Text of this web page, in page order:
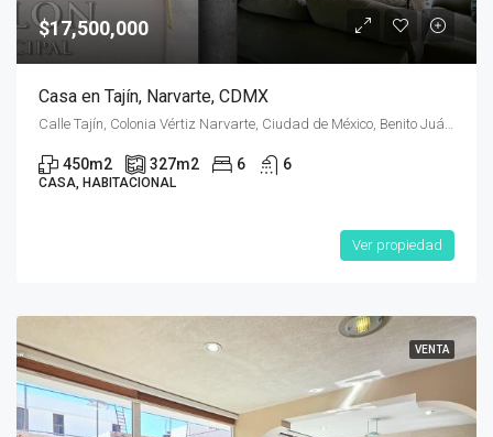
$17,500,000
Casa en Tajín, Narvarte, CDMX
Calle Tajín, Colonia Vértiz Narvarte, Ciudad de México, Benito Juárez, Ciudad de México, 03600, México
450m2 327m2 6 6
CASA, HABITACIONAL
Ver propiedad
VENTA